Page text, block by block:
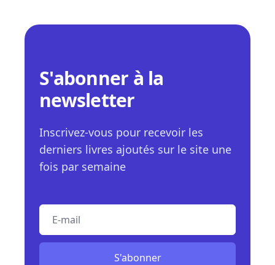
S'abonner à la
newsletter
Inscrivez-vous pour recevoir les
derniers livres ajoutés sur le site une
fois par semaine
S'abonner